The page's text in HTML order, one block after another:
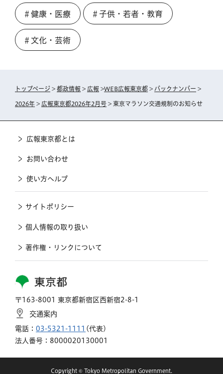
＃健康・医療 ＃子供・若者・教育
＃文化・芸術
トップページ > 都政情報 > 広報 >WEB広報東京都 > バックナンバー >
2026年 > 広報東京都2026年2月号 > 東京マラソン交通規制のお知らせ
東京都
〒163-8001 東京都新宿区西新宿2-8-1
交通案内
電話： 03-5321-1111 (代表)
法人番号：8000020130001
広報東京都とは
お問い合わせ
使い方ヘルプ
サイトポリシー
個人情報の取り扱い
著作権・リンクについて
Copyright © Tokyo Metropolitan Government.